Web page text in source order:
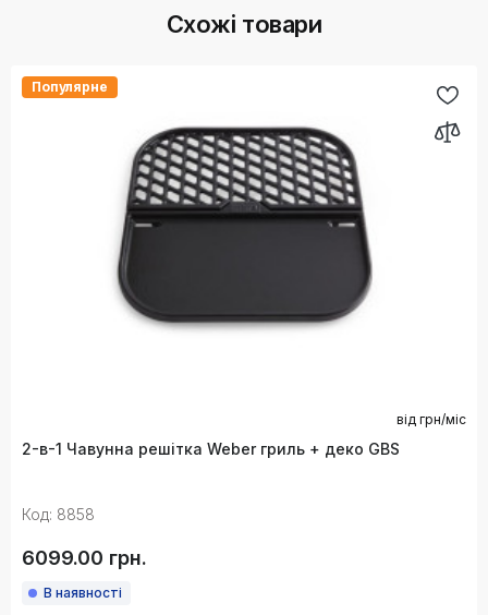
Схожі товари
Популярне
від грн/міс
2-в-1 Чавунна решітка Weber гриль + деко GBS
Код: 8858
6099.00 грн.
В наявності